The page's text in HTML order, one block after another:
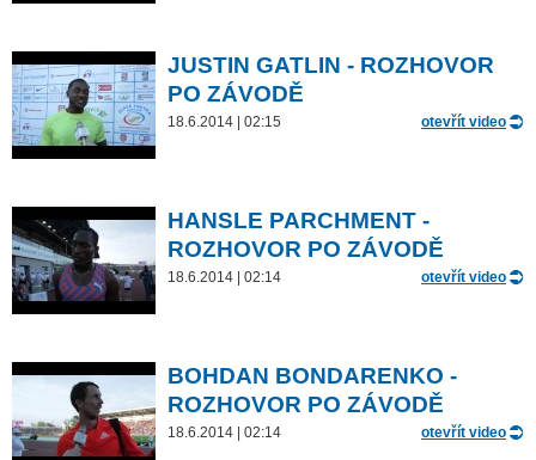
JUSTIN GATLIN - ROZHOVOR
PO ZÁVODĚ
18.6.2014 | 02:15 otevřít video
HANSLE PARCHMENT -
ROZHOVOR PO ZÁVODĚ
18.6.2014 | 02:14 otevřít video
BOHDAN BONDARENKO -
ROZHOVOR PO ZÁVODĚ
18.6.2014 | 02:14 otevřít video